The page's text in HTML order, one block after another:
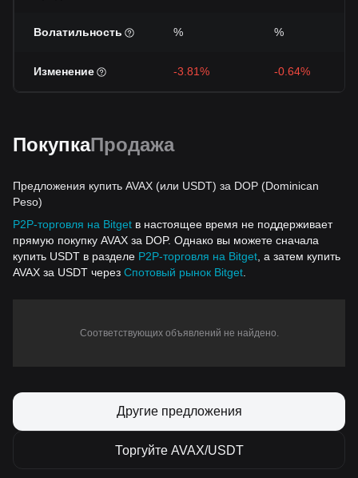
Волатильность % %
Изменение -3.81% -0.64%
ПокупкаПродажа
Предложения купить AVAX (или USDT) за DOP (Dominican
Peso)
P2P-торговля на Bitget в настоящее время не поддерживает
прямую покупку AVAX за DOP. Однако вы можете сначала
купить USDT в разделе P2P-торговля на Bitget , а затем купить
AVAX за USDT через Спотовый рынок Bitget
Соответствующих объявлений не найдено.
Другие предложения
Торгуйте AVAX/USDT